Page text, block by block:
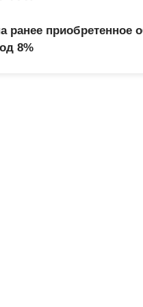
ранее приобретенное
8%